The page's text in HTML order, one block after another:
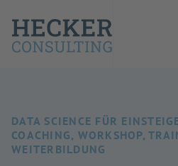
DATA SCIENCE FÜR
COACHING, WORKSHOP,
WEITERBILDUNG